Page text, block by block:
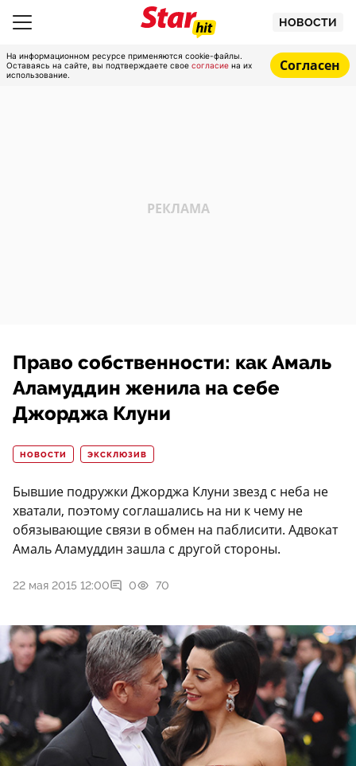
НОВОСТИ
На информационном ресурсе применяются cookie-файлы.
Оставаясь на сайте, вы подтверждаете свое согласие на их
использование.
Согласен
Право собственности: как Амаль
Аламуддин женила на себе
Джорджа Клуни
НОВОСТИ ЭКСКЛЮЗИВ
Бывшие подружки Джорджа Клуни звезд с неба не
хватали, поэтому соглашались на ни к чему не
обязывающие связи в обмен на паблисити. Адвокат
Амаль Аламуддин зашла с другой стороны.
22 мая 2015 12:00 0 70